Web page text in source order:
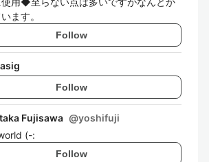
ます。
Follow
Follow
Fujisawa @yoshifuji
(-:
Follow